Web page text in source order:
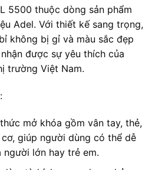
5500 thuộc dòng sản phẩm
Adel. Với thiết kế sang trọng,
không bị gỉ và màu sắc đẹp
được sự yêu thích của
trường Việt Nam.
mở khóa gồm vân tay, thẻ,
giúp người dùng có thể dễ
lớn hay trẻ em.